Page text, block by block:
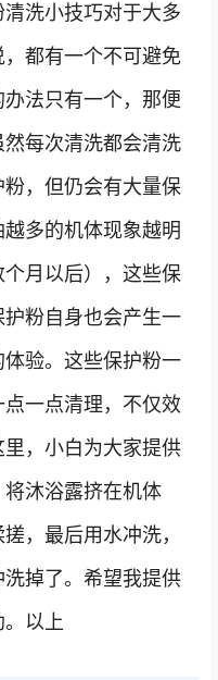
洗小技巧对于大多
都有一个不可避免
法只有一个，那便
每次清洗都会清洗
，但仍会有大量保
多的机体现象越明
月以后），这些保
粉自身也会产生一
验。这些保护粉一
一点清理，不仅效
，小白为大家提供
沐浴露挤在机体
，最后用水冲洗，
掉了。希望我提供
以上